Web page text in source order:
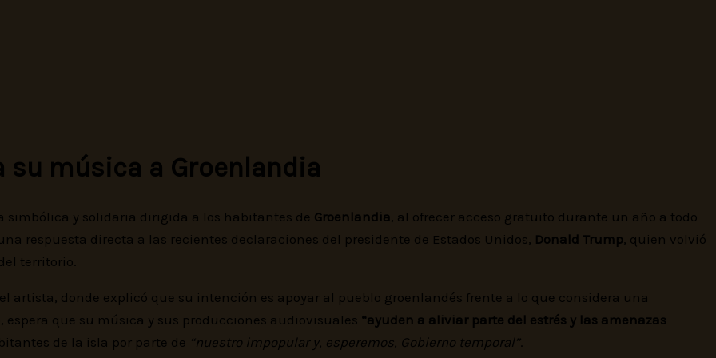
su música a Groenlandia
y solidaria dirigida a los habitantes de Groenlandia, al ofrecer acceso gratuito durante un año a todo
respuesta directa a las recientes declaraciones del presidente de Estados Unidos, Donald Trump, quien volvió
territorio.
artista, donde explicó que su intención es apoyar al pueblo groenlandés frente a lo que considera una
que su música y sus producciones audiovisuales “ayuden a aliviar parte del estrés y las amenazas
de la isla por parte de “nuestro impopular y, esperemos, Gobierno temporal”.